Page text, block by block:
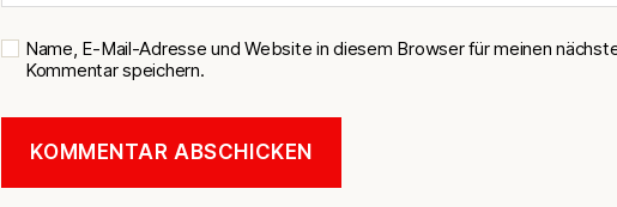
Name, E-Mail-Adresse und Website in diesem Browser für meinen
Kommentar speichern.